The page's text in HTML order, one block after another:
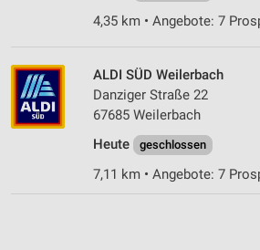
4,35 km • Angebote: 7
ALDI SÜD Weilerbach
Danziger Straße 22
67685 Weilerbach
Heute
geschlossen
7,11 km • Angebote: 7